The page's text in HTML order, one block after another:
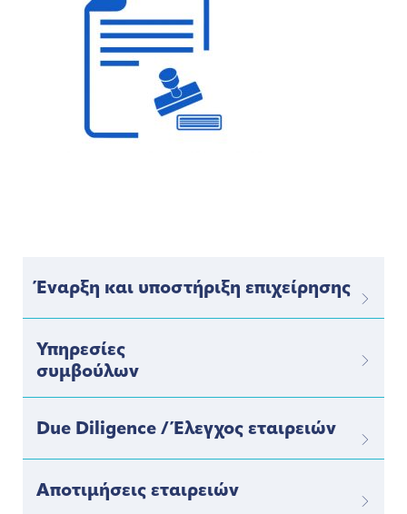
Έναρξη και υποστήριξη επιχείρησης
Υπηρεσίες
συμβούλων
Due Diligence / Έλεγχος εταιρειών
Αποτιμήσεις εταιρειών